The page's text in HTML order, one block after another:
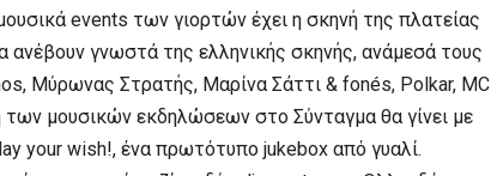
events των γιορτών έχει η σκηνή της πλατείας
ανέβουν γνωστά της ελληνικής σκηνής, ανάμεσά τους
Μύρωνας Στρατής, Μαρίνα Σάττι & fonés, Polkar, MC
των μουσικών εκδηλώσεων στο Σύνταγμα θα γίνει με
your wish!, ένα πρωτότυπο jukebox από γυαλί.